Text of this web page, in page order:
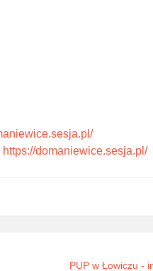
https://domaniewice.sesja.pl/
PUP w Łowiczu -